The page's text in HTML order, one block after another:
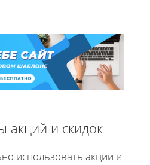
акций и скидок
использовать акции и